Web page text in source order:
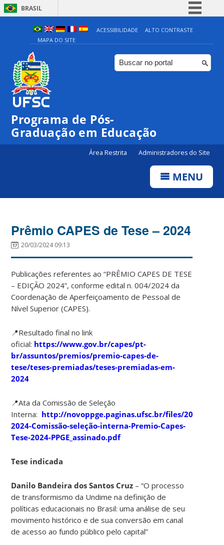
BRASIL
Simplifique!
Comunica BR
Participe
ACESSIBILIDADE
ALTO CONTRASTE
MAPA DO SITE
Programa de Pós-
Graduação em Educação
Área Restrita Administradores do Site
MENU
Prêmio CAPES de Tese – 2024
20/03/2024 09:13
Publicações referentes ao “PRÊMIO CAPES DE TESE
– EDIÇÃO 2024”, conforme edital n. 004/2024 da
Coordenação de Aperfeiçoamento de Pessoal de
Nível Superior (CAPES).
📍Resultado final no link
oficial: https://www.gov.br/capes/pt-
br/assuntos/premios/premio-capes-de-
tese/teses-premiadas/teses-premiadas-em-
2024
📍Ata da Comissão de Seleção
Interna: http://novoppge.paginas.ufsc.br/files/2024/03/
2024-Comissão-seleção-interna-Premio-Capes-
Tese-2024-PPGE_assinado.pdf
Tese indicada
Danilo Bandeira dos Santos Cruz – “O processo
de transformismo da Undime na definição de
políticas educacionais no Brasil: uma análise de seu
movimento histórico e de sua conversão em canal
de acesso ao fundo público pelo capital”